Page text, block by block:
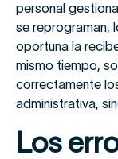
personal
se reprograman,
oportuna la
mismo tiempo,
correctamente
administrativa,
Los